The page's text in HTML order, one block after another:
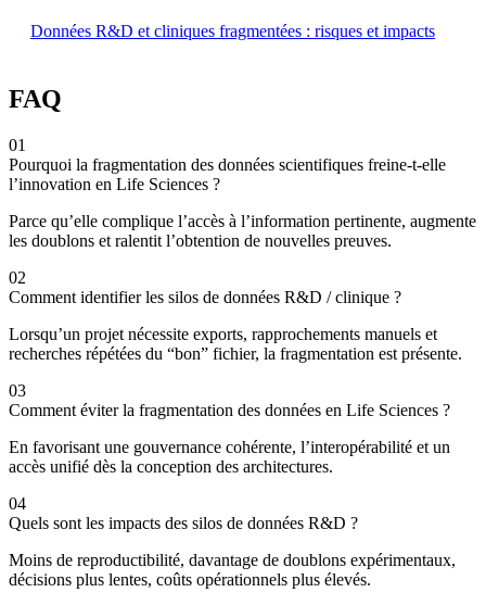
Données R&D et cliniques fragmentées : risques et impacts
FAQ
01
Pourquoi la fragmentation des données scientifiques freine-t-elle
l’innovation en Life Sciences ?
Parce qu’elle complique l’accès à l’information pertinente, augmente
les doublons et ralentit l’obtention de nouvelles preuves.
02
Comment identifier les silos de données R&D / clinique ?
Lorsqu’un projet nécessite exports, rapprochements manuels et
recherches répétées du “bon” fichier, la fragmentation est présente.
03
Comment éviter la fragmentation des données en Life Sciences ?
En favorisant une gouvernance cohérente, l’interopérabilité et un
accès unifié dès la conception des architectures.
04
Quels sont les impacts des silos de données R&D ?
Moins de reproductibilité, davantage de doublons expérimentaux,
décisions plus lentes, coûts opérationnels plus élevés.